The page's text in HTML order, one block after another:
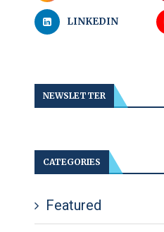
LINKEDIN
NEWSLETTER
CATEGORIES
Featured